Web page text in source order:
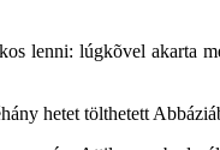
lenni: lúgkõvel akarta
hetet tölthetett